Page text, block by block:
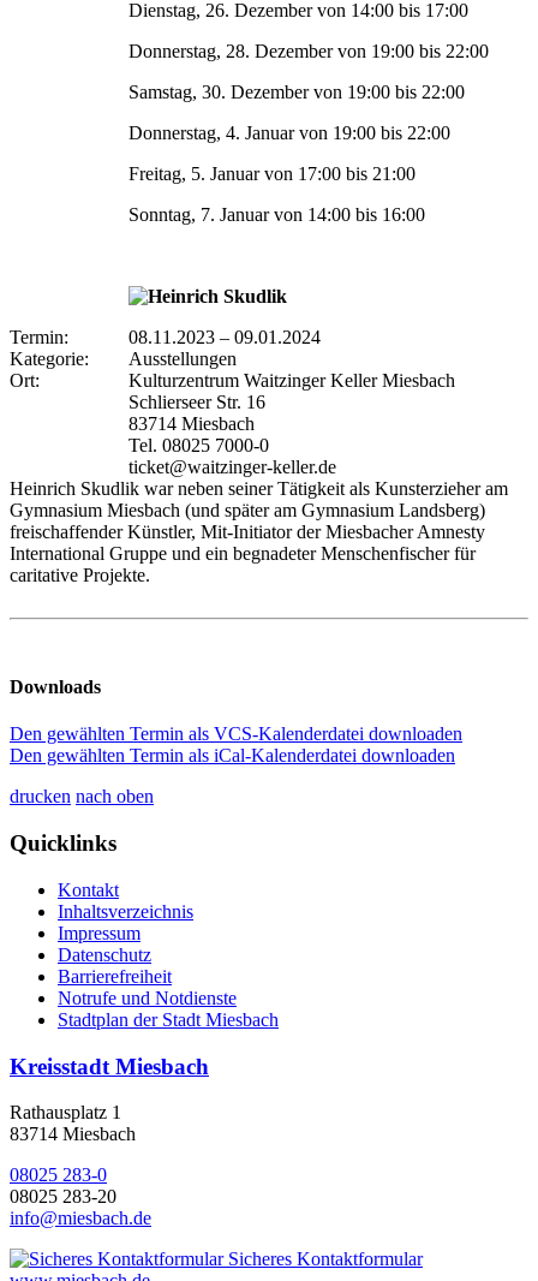
Dienstag, 26. Dezember von 14:00 bis 17:00
Donnerstag, 28. Dezember von 19:00 bis 22:00
Samstag, 30. Dezember von 19:00 bis 22:00
Donnerstag, 4. Januar von 19:00 bis 22:00
Freitag, 5. Januar von 17:00 bis 21:00
Sonntag, 7. Januar von 14:00 bis 16:00
Termin: 08.11.2023 – 09.01.2024
Kategorie:
Ausstellungen
Ort:
Kulturzentrum Waitzinger Keller Miesbach
Schlierseer Str. 16
83714 Miesbach
Tel. 08025 7000-0
ticket@waitzinger-keller.de
Heinrich Skudlik war neben seiner Tätigkeit als Kunsterzieher am
Gymnasium Miesbach (und später am Gymnasium Landsberg)
freischaffender Künstler, Mit-Initiator der Miesbacher Amnesty
International Gruppe und ein begnadeter Menschenfischer für
caritative Projekte.
Downloads
Den gewählten Termin als VCS-Kalenderdatei downloaden
Den gewählten Termin als iCal-Kalenderdatei downloaden
drucken nach oben
Quicklinks
Kontakt
Inhaltsverzeichnis
Impressum
Datenschutz
Barrierefreiheit
Notrufe und Notdienste
Stadtplan der Stadt Miesbach
Kreisstadt Miesbach
Rathausplatz 1
83714 Miesbach
08025 283-0
08025 283-20
info@miesbach.de
Sicheres Kontaktformular